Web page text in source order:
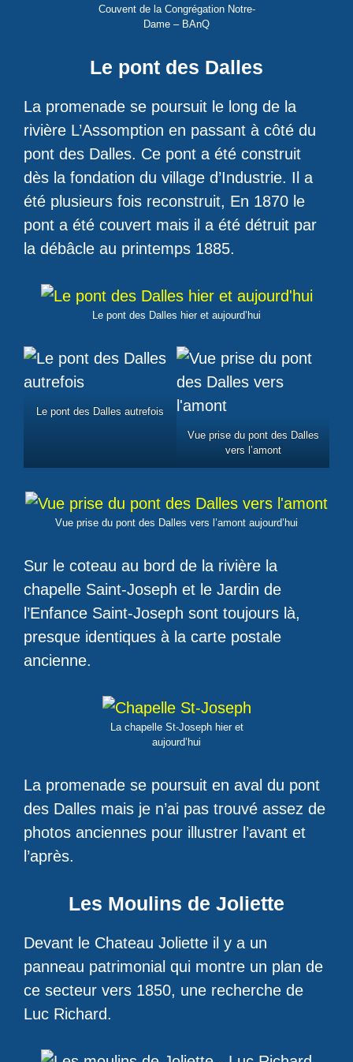
Couvent de la Congrégation Notre-
Dame – BAnQ
Le pont des Dalles
La promenade se poursuit le long de la
rivière L’Assomption en passant à côté du
pont des Dalles. Ce pont a été construit
dès la fondation du village d’Industrie. Il a
été plusieurs fois reconstruit, En 1870 le
pont a été couvert mais il a été détruit par
la débâcle au printemps 1885.
Le pont des Dalles hier et aujourd’hui
Le pont des Dalles autrefois
Vue prise du pont des Dalles
vers l’amont
Vue prise du pont des Dalles vers l’amont aujourd’hui
Sur le coteau au bord de la rivière la
chapelle Saint-Joseph et le Jardin de
l’Enfance Saint-Joseph sont toujours là,
presque identiques à la carte postale
ancienne.
La chapelle St-Joseph hier et
aujourd’hui
La promenade se poursuit en aval du pont
des Dalles mais je n’ai pas trouvé assez de
photos anciennes pour illustrer l’avant et
l’après.
Les Moulins de Joliette
Devant le Chateau Joliette il y a un
panneau patrimonial qui montre un plan de
ce secteur vers 1850, une recherche de
Luc Richard.